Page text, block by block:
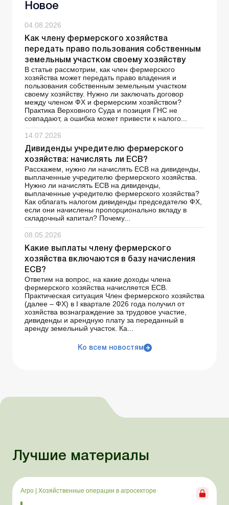
Новое
04.08.2026
Как члену фермерского хозяйства
передать право пользования собственным
земельным участком своему хозяйству
В статье рассмотрим, как член фермерского
хозяйства может передать право владения и
пользования собственным земельным участком
своему хозяйству. Нужно ли заключать договор
между членом ФХ и фермерским хозяйством?
Практика Верховного Суда и позиция ГНС не
совпадают, а ошибка может привести к налого...
14.07.2026
Дивиденды учредителю фермерского
хозяйства: начислять ли ЕСВ?
Расскажем, нужно ли начислять ЕСВ на дивиденды,
выплаченные учредителю фермерского хозяйства.
Нужно ли начислять ЕСВ на дивиденды,
выплаченные учредителю фермерского хозяйства?
Как облагать налогом дивиденды председателю ФХ,
если они начислены пропорционально вкладу в
складочный капитал? Почему...
08.05.2026
Какие выплаты члену фермерского
хозяйства включаются в базу начисления
ЕСВ?
Ответим на вопрос, на какие доходы члена
фермерского хозяйства начисляется ЕСВ.
Практическая ситуация Член фермерского хозяйства
(далее – ФХ) в I квартале 2026 года получил от
хозяйства вознаграждение за трудовое участие,
дивиденды и арендную плату за переданный в
аренду земельный участок. Ка...
Ко всем новостям
Лучшие материалы
Агро Хозяйственные операции в агросекторе